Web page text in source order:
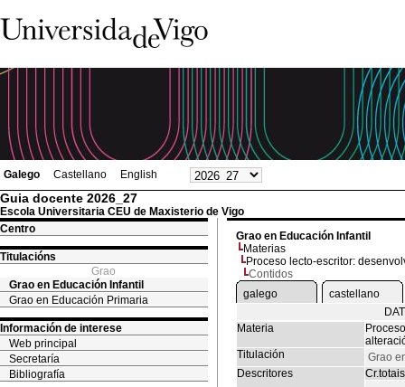
Galego Castellano English
Guia docente 2026_27
Escola Universitaria CEU de Maxisterio de Vigo
Centro
Titulacións
Grao
Grao en Educación Infantil
Grao en Educación Primaria
Información de interese
Web principal
Secretaría
Bibliografía
Grao en Educación Infantil
Materias
Proceso lecto-escritor:
Contidos
galego
castellano
Materia
Titulación
Grao
Descritores
Cr.totais